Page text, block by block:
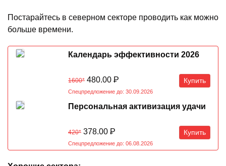
Постарайтесь в северном секторе проводить как можно
больше времени.
Календарь эффективности 2026
1600* 480.00 Р Купить
Спецпредложение до: 30.09.2026
Персональная активизация удачи
420* 378.00 Р Купить
Спецпредложение до: 06.08.2026